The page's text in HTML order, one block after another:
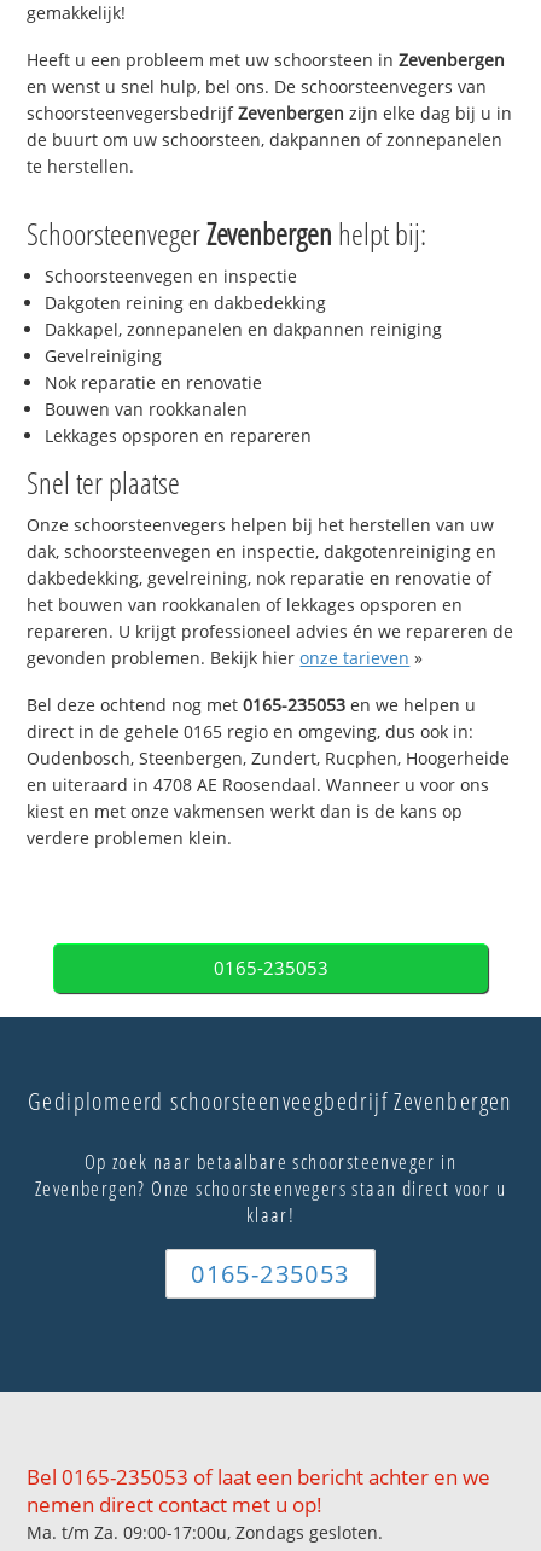
gemakkelijk!
Heeft u een probleem met uw schoorsteen inZevenbergen
en wenst u snel hulp, bel ons. De schoorsteenvegers van
schoorsteenvegersbedrijfZevenbergen zijn elke dag bij u in
de buurt om uw schoorsteen, dakpannen of zonnepanelen
te herstellen.
SchoorsteenvegerZevenbergen helpt bij:
Schoorsteenvegen en inspectie
Dakgoten reining en dakbedekking
Dakkapel, zonnepanelen en dakpannen reiniging
Gevelreiniging
Nok reparatie en renovatie
Bouwen van rookkanalen
Lekkages opsporen en repareren
Snel ter plaatse
Onze schoorsteenvegers helpen bij het herstellen van uw
dak, schoorsteenvegen en inspectie, dakgotenreiniging en
dakbedekking, gevelreining, nok reparatie en renovatie of
het bouwen van rookkanalen of lekkages opsporen en
repareren. U krijgt professioneel advies én we repareren de
gevonden problemen. Bekijk hieronze tarieven »
Bel deze ochtend nog met0165-235053 en we helpen u
direct in de gehele 0165 regio en omgeving, dus ook in:
Oudenbosch, Steenbergen, Zundert, Rucphen, Hoogerheide
en uiteraard in 4708 AE Roosendaal. Wanneer u voor ons
kiest en met onze vakmensen werkt dan is de kans op
verdere problemen klein.
0165-235053
Gediplomeerd schoorsteenveegbedrijf Zevenbergen
Op zoek naar betaalbare schoorsteenveger in
Zevenbergen? Onze schoorsteenvegers staan direct voor u
klaar!
0165-235053
Bel 0165-235053 of laat een bericht achter en we
nemen direct contact met u op!
Ma. t/m Za. 09:00-17:00u, Zondags gesloten.